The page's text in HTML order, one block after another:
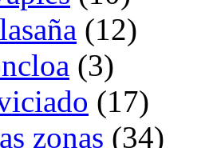
(12)
(3)
(17)
zonas (34)